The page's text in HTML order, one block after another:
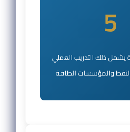
5
يشمل ذلك التدريب العملي
والمؤسسات الطاقة